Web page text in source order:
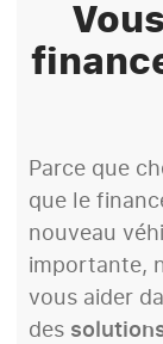
Parce que
que le
nouveau
importante,
vous aider
des